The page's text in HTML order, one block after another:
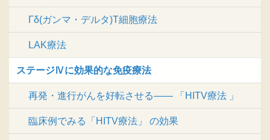
Γδ(ガンマ・デルタ)T細胞療法
LAK療法
ステージⅣに効果的な免疫療法
再発・進行がんを好転させる―― 「HITV療法 」
臨床例でみる「HITV療法」 の効果